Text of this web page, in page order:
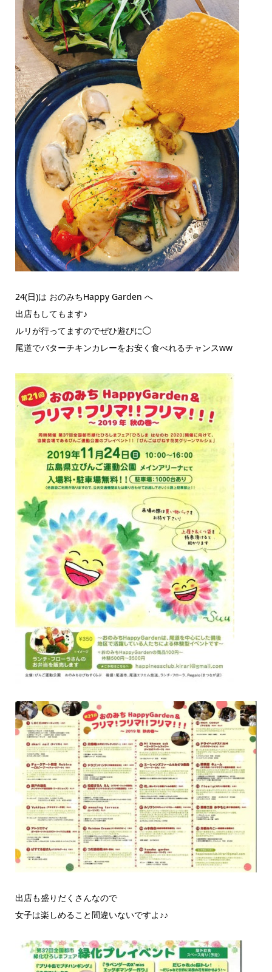
24(日)は おのみちHappy Garden へ
出店もしてもます♪
ルリが行ってますのでぜひ遊びに◯
尾道でバターチキンカレーをお安く食べれるチャンスww
出店も盛りだくさんなので
女子は楽しめること間違いないですよ♪♪